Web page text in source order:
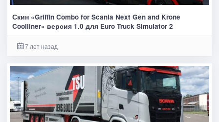
Скин «Griffin Combo for Scania Next Gen and Krone
Coolliner» версия 1.0 для Euro Truck Simulator 2
7 лет назад